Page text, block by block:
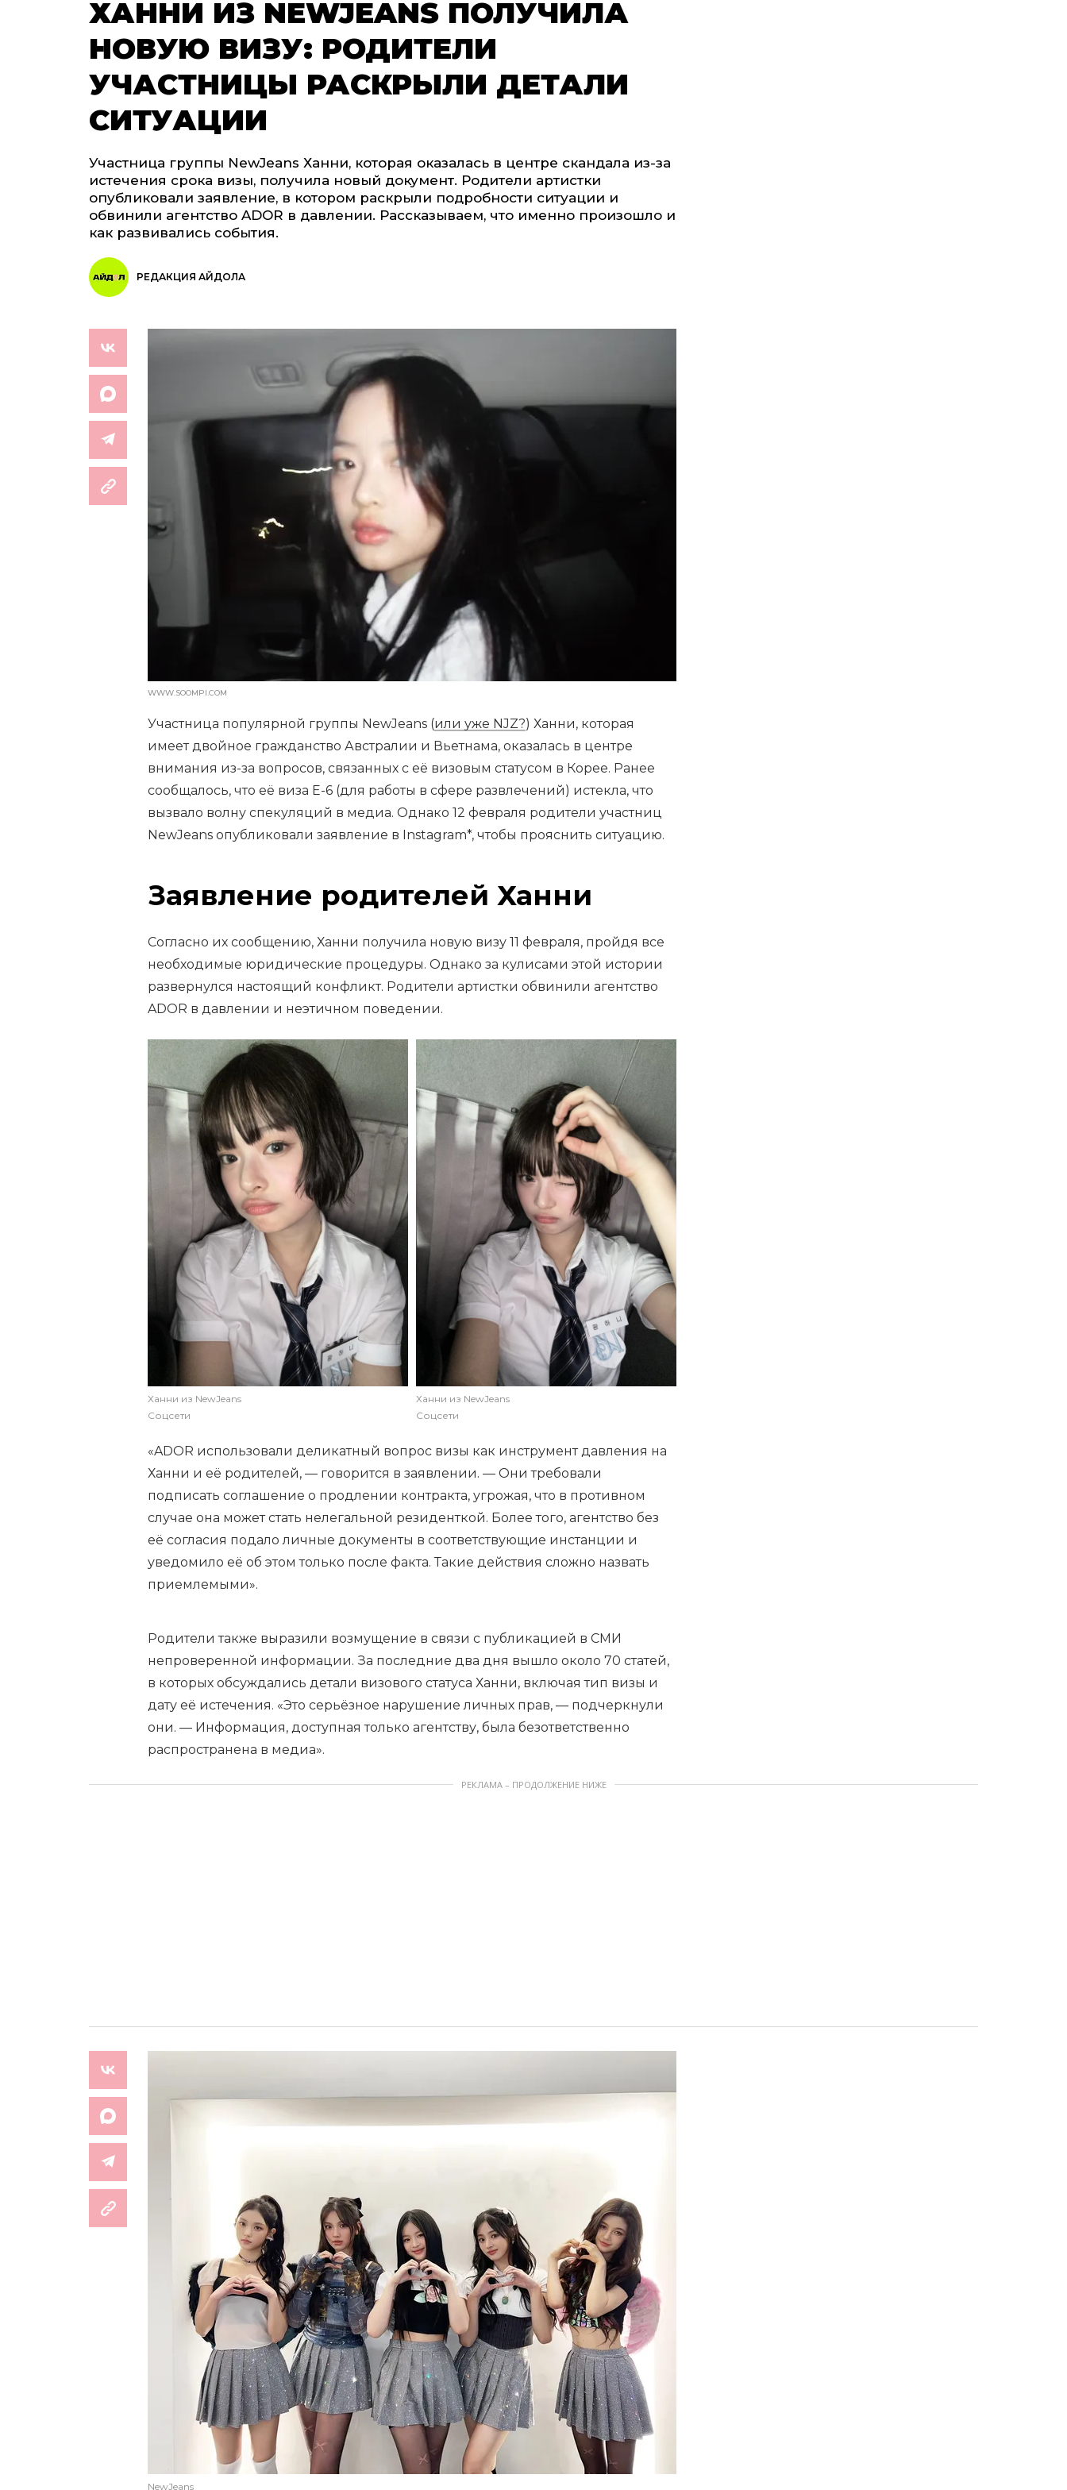
ХАННИ ИЗ NEWJEANS ПОЛУЧИЛА
НОВУЮ ВИЗУ: РОДИТЕЛИ
УЧАСТНИЦЫ РАСКРЫЛИ ДЕТАЛИ
СИТУАЦИИ
Участница группы NewJeans Ханни, которая оказалась в центре скандала из-за
истечения срока визы, получила новый документ. Родители артистки
опубликовали заявление, в котором раскрыли подробности ситуации и
обвинили агентство ADOR в давлении. Рассказываем, что именно произошло и
как развивались события.
РЕДАКЦИЯ АЙДОЛА
WWW.SOOMPI.COM
Участница популярной группы NewJeans (или уже NJZ?) Ханни, которая
имеет двойное гражданство Австралии и Вьетнама, оказалась в центре
внимания из-за вопросов, связанных с её визовым статусом в Корее. Ранее
сообщалось, что её виза E-6 (для работы в сфере развлечений) истекла, что
вызвало волну спекуляций в медиа. Однако 12 февраля родители участниц
NewJeans опубликовали заявление в Instagram*, чтобы прояснить ситуацию.
Заявление родителей Ханни
Согласно их сообщению, Ханни получила новую визу 11 февраля, пройдя все
необходимые юридические процедуры. Однако за кулисами этой истории
развернулся настоящий конфликт. Родители артистки обвинили агентство
ADOR в давлении и неэтичном поведении.
Ханни из NewJeans
Соцсети
Ханни из NewJeans
Соцсети
«ADOR использовали деликатный вопрос визы как инструмент давления на
Ханни и её родителей, — говорится в заявлении. — Они требовали
подписать соглашение о продлении контракта, угрожая, что в противном
случае она может стать нелегальной резиденткой. Более того, агентство без
её согласия подало личные документы в соответствующие инстанции и
уведомило её об этом только после факта. Такие действия сложно назвать
приемлемыми».
Родители также выразили возмущение в связи с публикацией в СМИ
непроверенной информации. За последние два дня вышло около 70 статей,
в которых обсуждались детали визового статуса Ханни, включая тип визы и
дату её истечения. «Это серьёзное нарушение личных прав, — подчеркнули
они. — Информация, доступная только агентству, была безответственно
распространена в медиа».
РЕКЛАМА – ПРОДОЛЖЕНИЕ НИЖЕ
NewJeans